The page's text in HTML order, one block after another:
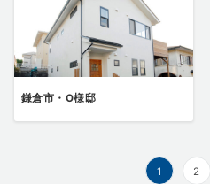
鎌倉市・O様邸
1 2